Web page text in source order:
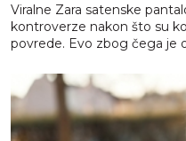
Viralne Zara satenske
kontroverze nakon što su
povrede. Evo zbog čega je